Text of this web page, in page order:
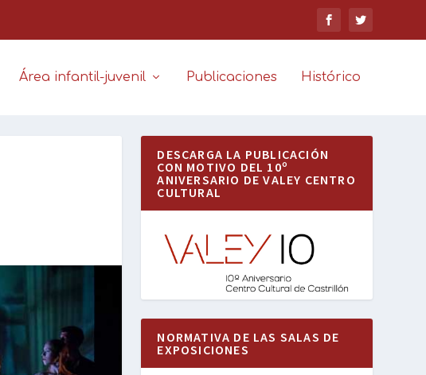
Área infantil-juvenil Publicaciones Histórico
DESCARGA LA PUBLICACIÓN
CON MOTIVO DEL 10º
ANIVERSARIO DE VALEY CENTRO
CULTURAL
NORMATIVA DE LAS SALAS DE
EXPOSICIONES